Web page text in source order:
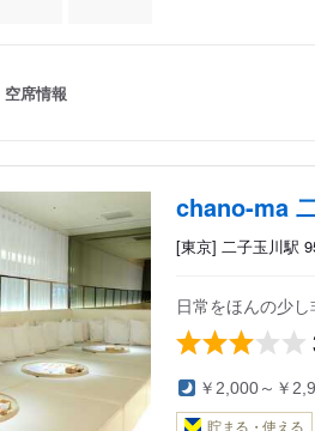
空席情報
chano-ma
[東京] 二子玉川駅
日常をほんの少
￥2,000～￥
貯まる・使える